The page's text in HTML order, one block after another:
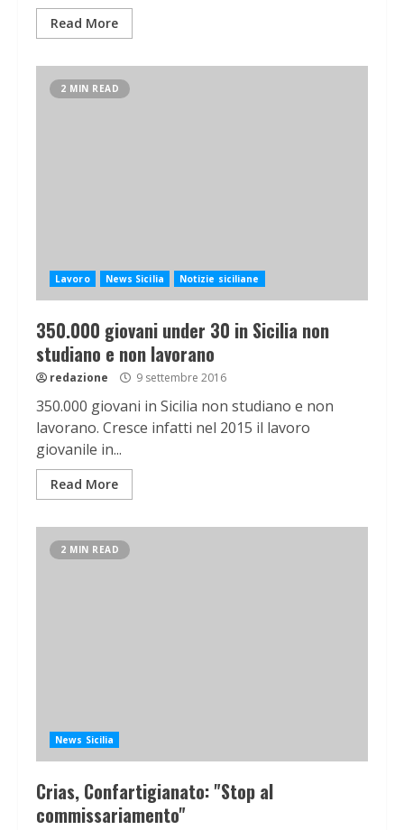
Read More
2 MIN READ
Lavoro News Sicilia Notizie siciliane
350.000 giovani under 30 in Sicilia non
studiano e non lavorano
redazione 9 settembre 2016
350.000 giovani in Sicilia non studiano e non
lavorano. Cresce infatti nel 2015 il lavoro
giovanile in...
Read More
2 MIN READ
News Sicilia
Crias, Confartigianato: "Stop al
commissariamento"